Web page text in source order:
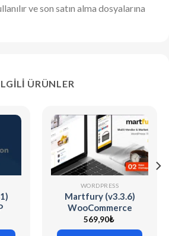
ve son satın alma dosyalarına
ÜRÜNLER
WORDPRESS
Martfury (v3.3.6)
WooCommerce
Marketplace
WordPress Theme
569,90₺